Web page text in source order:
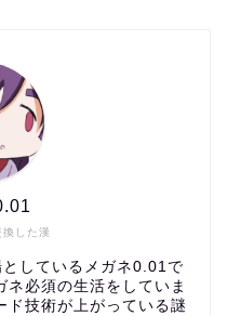
した漢
しているメガネ0.01で
必須の生活をしていま
ド技術が上がっている謎